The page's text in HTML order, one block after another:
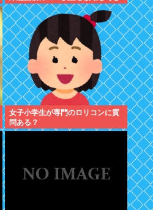
まう 日本のマスコミ「報道しませ
ん」
女子小学生が専門のロリコンに質
問ある？